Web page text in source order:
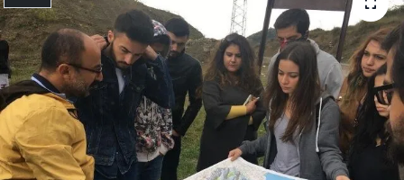
Tarım
Turizm
Yaşam
Yerel Yönetimler